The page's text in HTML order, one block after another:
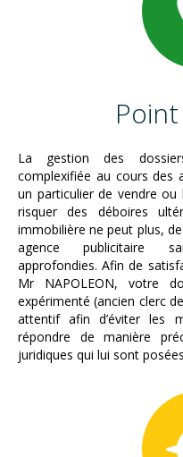
La gestion des
complexifiée au cours des
un particulier de vendre
risquer des déboires
immobilière ne peut plus,
agence publicitaire
approfondies. Afin de
Mr NAPOLEON, votre
expérimenté (ancien clerc
attentif afin d’éviter les
répondre de manière
juridiques qui lui sont